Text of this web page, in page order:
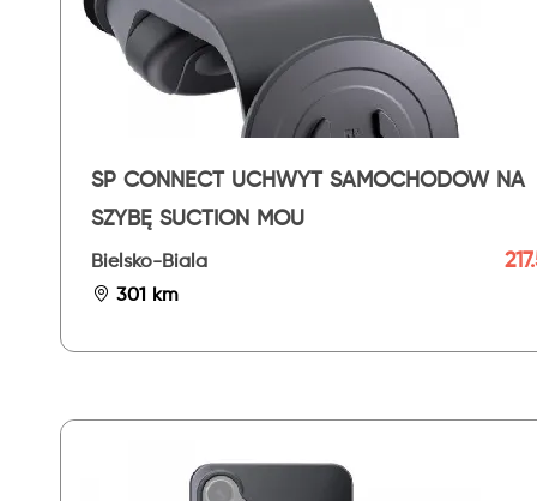
SP CONNECT UCHWYT SAMOCHODOW NA
SZYBĘ SUCTION MOU
Bielsko-Biala
301 km